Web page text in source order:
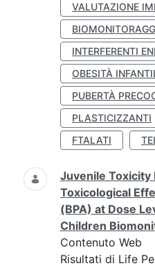
VALUTAZIONE
INTERFERENTI
OBESITÀ
PUBERTÀ
PLASTICIZZANTI
FTALATI
Juvenile Toxicity
Toxicological
(BPA) at Dose
Children
Contenuto Web
Risultati di Life